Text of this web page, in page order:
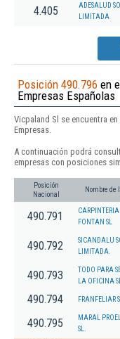
4.405
ADESALUD
LIMITADA
Posición 490.796 en
Empresas Españolas
Vicpaland Sl se encuentra
Empresas.
A continuación podrá
empresas con posiciones
Posición
Nacional
Nombre de
490.791
FONTAN SL
490.792
SICANDALU
LIMITADA.
490.793
TODO PARA
LA OFICINA SL.
490.794 FRANFELIAR SL
490.795
MARAL
SL.